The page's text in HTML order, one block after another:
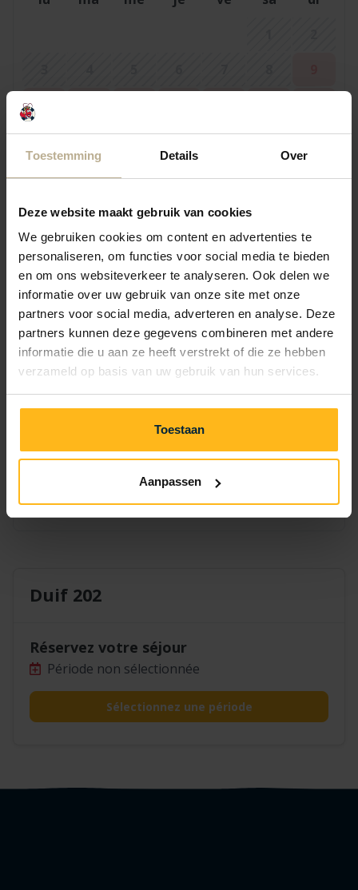
Toestemming Details Over
Deze website maakt gebruik van cookies
We gebruiken cookies om content en advertenties te
personaliseren, om functies voor social media te bieden
en om ons websiteverkeer te analyseren. Ook delen we
informatie over uw gebruik van onze site met onze
partners voor social media, adverteren en analyse. Deze
partners kunnen deze gegevens combineren met andere
informatie die u aan ze heeft verstrekt of die ze hebben
verzameld op basis van uw gebruik van hun services.
Toestaan
Aanpassen
17
18 19 20 22
23
24
25 26 27 28 29 30
31
septembre 2026
lu ma me je ve sa
1 2 3 4 5 6
14 15 16 17 18 19 20
24
Duif 202
Réservez votre séjour
Période non sélectionnée
Sélectionnez une période